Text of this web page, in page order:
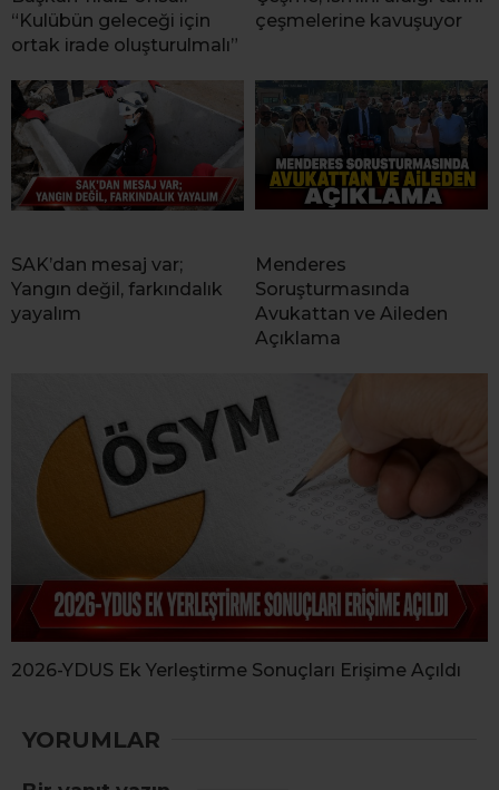
“Kulübün geleceği için
ortak irade oluşturulmalı”
çeşmelerine kavuşuyor
SAK’dan mesaj var;
Yangın değil, farkındalık
yayalım
Menderes
Soruşturmasında
Avukattan ve Aileden
Açıklama
2026-YDUS Ek Yerleştirme Sonuçları Erişime Açıldı
YORUMLAR